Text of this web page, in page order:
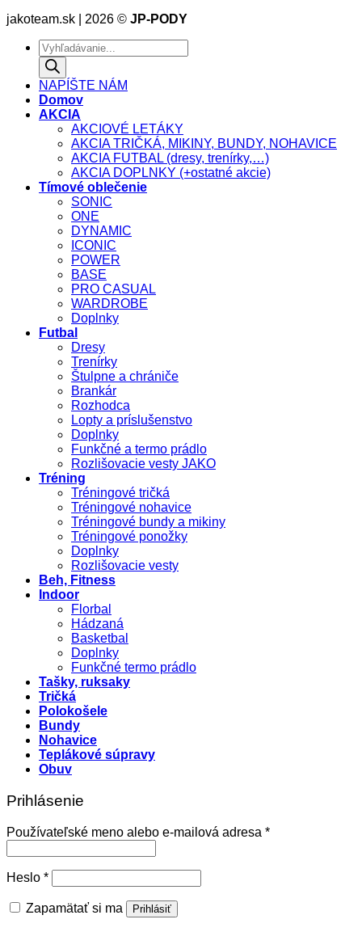
jakoteam.sk | 2026 © JP-PODY
Products
search
NAPÍŠTE NÁM
Domov
AKCIA
AKCIOVÉ LETÁKY
AKCIA TRIČKÁ, MIKINY, BUNDY, NOHAVICE
AKCIA FUTBAL (dresy, trenírky,…)
AKCIA DOPLNKY (+ostatné akcie)
Tímové oblečenie
SONIC
ONE
DYNAMIC
ICONIC
POWER
BASE
PRO CASUAL
WARDROBE
Doplnky
Futbal
Dresy
Trenírky
Štulpne a chrániče
Brankár
Rozhodca
Lopty a príslušenstvo
Doplnky
Funkčné a termo prádlo
Rozlišovacie vesty JAKO
Tréning
Tréningové tričká
Tréningové nohavice
Tréningové bundy a mikiny
Tréningové ponožky
Doplnky
Rozlišovacie vesty
Beh, Fitness
Indoor
Florbal
Hádzaná
Basketbal
Doplnky
Funkčné termo prádlo
Tašky, ruksaky
Tričká
Polokošele
Bundy
Nohavice
Teplákové súpravy
Obuv
Prihlásenie
Používateľské meno alebo e-mailová adresa *Povinné
Heslo *Povinné
Zapamätať si ma Prihlásiť